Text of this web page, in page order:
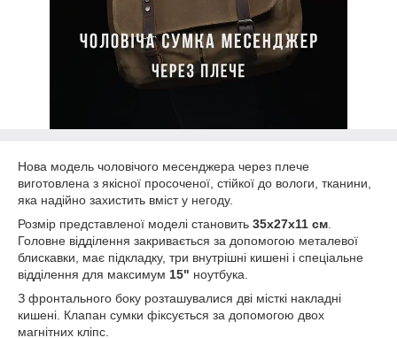
Нова модель чоловічого месенджера через плече
виготовлена ​​з якісної просоченої, стійкої до вологи, тканини,
яка надійно захистить вміст у негоду.
Розмір представленої моделі становить 35х27х11 см
Головне відділення закривається за допомогою металевої
блискавки, має підкладку, три внутрішні кишені і спеціальне
відділення для максимум 15" ноутбука.
З фронтального боку розташувалися дві місткі накладні
кишені. Клапан сумки фіксується за допомогою двох
магнітних кліпс.